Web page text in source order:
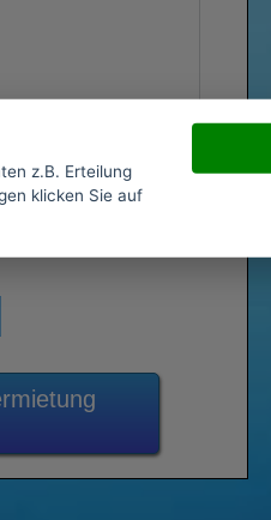
z.B. Erteilung
klicken Sie auf